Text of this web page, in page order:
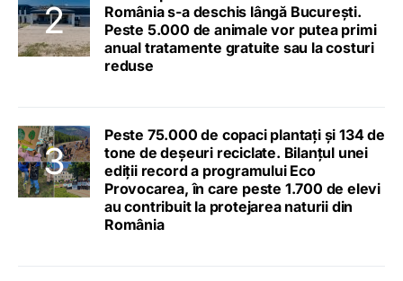
România s-a deschis lângă București.
Peste 5.000 de animale vor putea primi
anual tratamente gratuite sau la costuri
reduse
Peste 75.000 de copaci plantați și 134 de
tone de deșeuri reciclate. Bilanțul unei
ediții record a programului Eco
Provocarea, în care peste 1.700 de elevi
au contribuit la protejarea naturii din
România